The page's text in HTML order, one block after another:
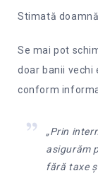
Stimată
Se mai pot
doar banii vechi
conform
„Prin
asigurăm
fără taxe